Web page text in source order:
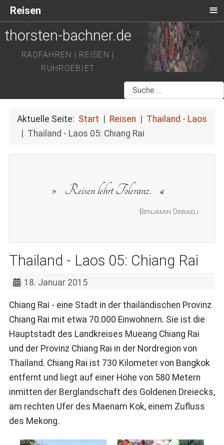
thorsten-bachner.de
RADFAHREN | REISEN |
RUHRGEBIET
Suchen
Aktuelle Seite: Start Reisen
Thailand - Laos
Thailand - Laos 05: Chiang Rai
Benjamin Disraeli
Reisen lehrt Toleranz.
Thailand - Laos 05: Chiang Rai
18. Januar 2015
Chiang Rai - eine Stadt in der thailändischen Provinz
Chiang Rai mit etwa 70.000 Einwohnern. Sie ist die
Hauptstadt des Landkreises Mueang Chiang Rai
und der Provinz Chiang Rai in der Nordregion von
Thailand. Chiang Rai ist 730 Kilometer von Bangkok
entfernt und liegt auf einer Höhe von 580 Metern
inmitten der Berglandschaft des Goldenen Dreiecks,
am rechten Ufer des Maenam Kok, einem Zufluss
des Mekong.
Reisen ≡